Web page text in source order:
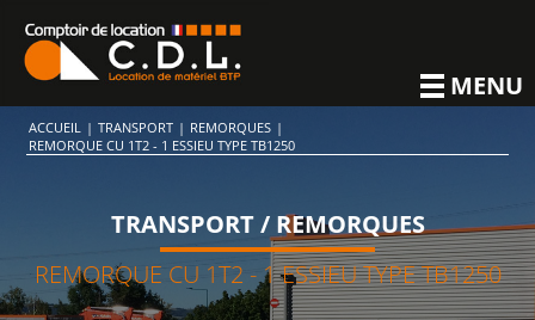
MENU
ACCUEIL | TRANSPORT | REMORQUES |
REMORQUE CU 1T2 - 1 ESSIEU TYPE TB1250
TRANSPORT / REMORQUES
REMORQUE CU 1T2 - 1 ESSIEU TYPE TB1250